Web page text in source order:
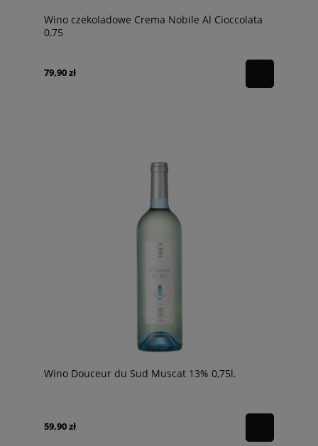
Wino czekoladowe Crema Nobile Al Cioccolata
0,75
79,90 zł
Wino Douceur du Sud Muscat 13% 0,75l.
59,90 zł